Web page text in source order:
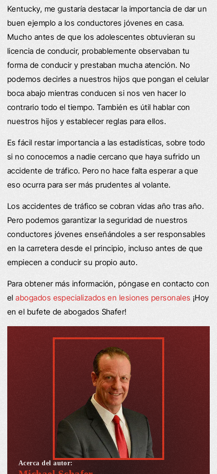
Kentucky, me gustaría destacar la importancia de dar un
buen ejemplo a los conductores jóvenes en casa.
Mucho antes de que los adolescentes obtuvieran su
licencia de conducir, probablemente observaban tu
forma de conducir y prestaban mucha atención. No
podemos decirles a nuestros hijos que pongan el celular
boca abajo mientras conducen si nos ven hacer lo
contrario todo el tiempo. También es útil hablar con
nuestros hijos y establecer reglas para ellos.
Es fácil restar importancia a las estadísticas, sobre todo
si no conocemos a nadie cercano que haya sufrido un
accidente de tráfico. Pero no hace falta esperar a que
eso ocurra para ser más prudentes al volante.
Los accidentes de tráfico se cobran vidas año tras año.
Pero podemos garantizar la seguridad de nuestros
conductores jóvenes enseñándoles a ser responsables
en la carretera desde el principio, incluso antes de que
empiecen a conducir su propio auto.
Para obtener más información, póngase en contacto con
elabogados especializados en lesiones personales ¡Hoy
en el bufete de abogados Shafer!
Acerca del autor: